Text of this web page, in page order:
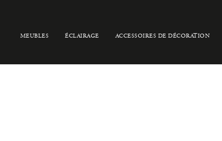
MEUBLES ÉCLAIRAGE ACCESSOIRES DE DÉCORATION